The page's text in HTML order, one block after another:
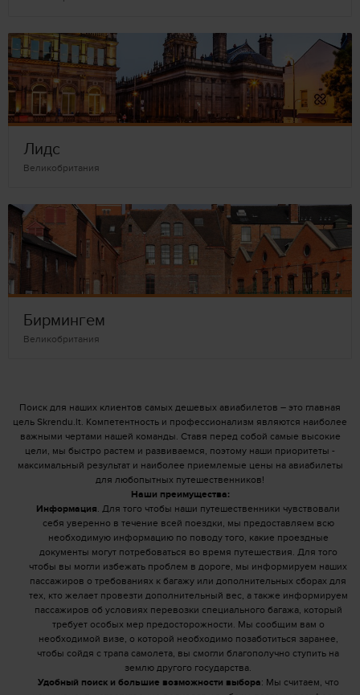
Лидс
Великобритания
Бирмингем
Великобритания
Поиск для наших клиентов самых дешевых авиабилетов – это главная
цель Skrendu.lt. Компетентность и профессионализм являются наиболее
важными чертами нашей команды. Ставя перед собой самые высокие
цели, мы быстро растем и развиваемся, поэтому наши приоритеты -
максимальный результат и наиболее приемлемые цены на авиабилеты
для любопытных путешественников!
Наши преимущества:
Информация. Для того чтобы наши путешественники чувствовали
себя уверенно в течение всей поездки, мы предоставляем всю
необходимую информацию по поводу того, какие проездные
документы могут потребоваться во время путешествия. Для того
чтобы вы могли избежать проблем в дороге, мы информируем наших
пассажиров о требованиях к багажу или дополнительных сборах для
тех, кто желает провезти дополнительный вес, а также информируем
пассажиров об условиях перевозки специального багажа, который
требует особых мер предосторожности. Мы сообщим вам о
необходимой визе, о которой необходимо позаботиться заранее,
чтобы сойдя с трапа самолета, вы смогли благополучно ступить на
землю другого государства.
Удобный поиск и большие возможности выбора: Мы считаем, что